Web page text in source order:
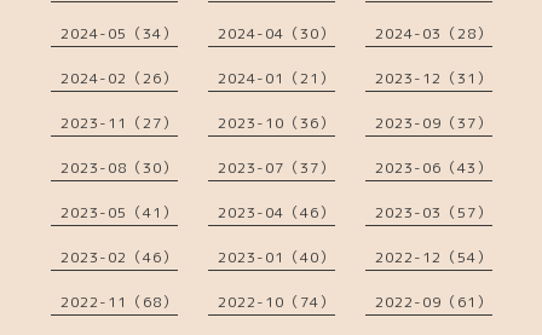
2024-05（34） 2024-04（30） 2024-03（28）
2024-02（26） 2024-01（21） 2023-12（31）
2023-11（27） 2023-10（36） 2023-09（37）
2023-08（30） 2023-07（37） 2023-06（43）
2023-05（41） 2023-04（46） 2023-03（57）
2023-02（46） 2023-01（40） 2022-12（54）
2022-11（68） 2022-10（74） 2022-09（61）